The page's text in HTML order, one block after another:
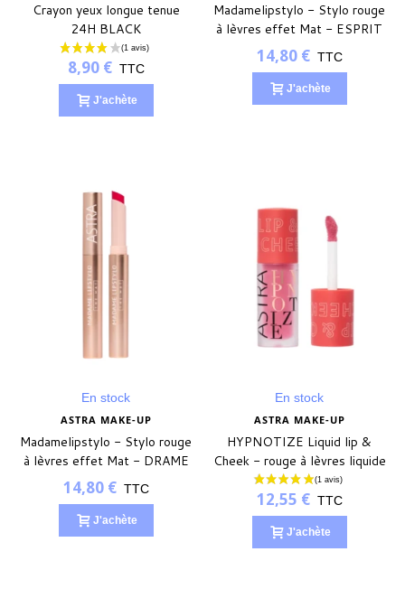
Crayon yeux longue tenue
24H BLACK
8,90 € TTC
J'achète
Madamelipstylo - Stylo rouge
à lèvres effet Mat - ESPRIT
PÊCHE
14,80 € TTC
J'achète
En stock
ASTRA MAKE-UP
Madamelipstylo - Stylo rouge
à lèvres effet Mat - DRAME
ABSOLU
14,80 € TTC
J'achète
En stock
ASTRA MAKE-UP
HYPNOTIZE Liquid lip &
Cheek - rouge à lèvres liquide
- BOHÊME
12,55 € TTC
J'achète